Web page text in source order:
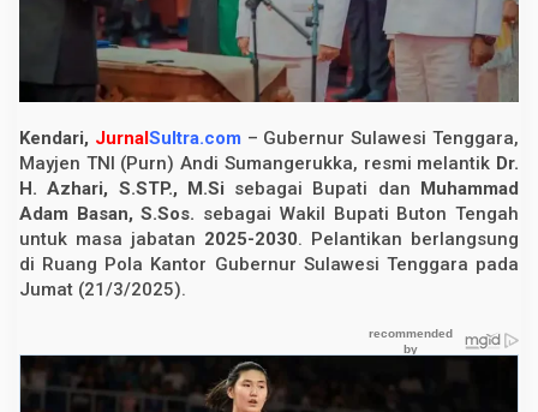
i
d
a
n
a
k
i
l
B
u
p
a
t
n
Kendari, Jurnal Sultra.com – Gubernur Sulawesi Tenggara,
Mayjen TNI (Purn) Andi Sumangerukka, resmi melantik Dr.
H. Azhari, S.STP., M.Si sebagai Bupati dan
Muhammad
Adam Basan, S.Sos. sebagai Wakil Bupati Buton Tengah
untuk masa jabatan 2025-2030. Pelantikan berlangsung
di Ruang Pola Kantor Gubernur Sulawesi Tenggara pada
Jumat (21/3/2025).